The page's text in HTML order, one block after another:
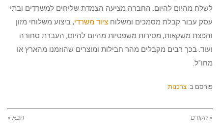
לשלח מהיום להיום. החברה מציעה הצמדת שליחים למשרדים ובתי
עסק עבור קבלת מסמכים ומשלוחציוד משרדי, ביצוע משלוחי מזון
והפצת משקאות, מסירות משפטיות מהיום להיום, העברת סחורה
ועוד. בכך רבים מקבלים מהר חבילות ומוצרים שהוזמנו מהארץ או
מחו"ל.
פורסם ב: צרכנות
« הקודם הבא »